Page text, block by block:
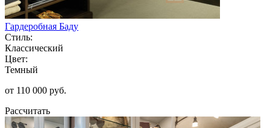
Гардеробная Баду
Стиль:
Классический
Цвет:
Темный
от 110 000 руб.
Рассчитать